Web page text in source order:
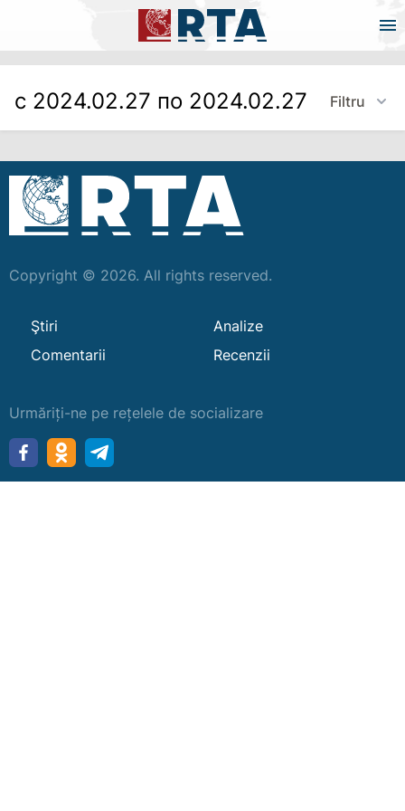
с 2024.02.27 по 2024.02.27 Filtru
Copyright © 2026. All rights reserved.
Ştiri
Analize
Comentarii
Recenzii
Urmăriți-ne pe rețelele de socializare